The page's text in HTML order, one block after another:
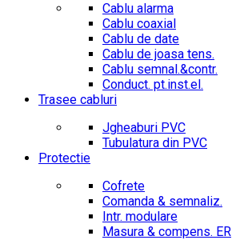
Cablu alarma
Cablu coaxial
Cablu de date
Cablu de joasa tens.
Cablu semnal.&contr.
Conduct. pt.inst.el.
Trasee cabluri
Jgheaburi PVC
Tubulatura din PVC
Protectie
Cofrete
Comanda & semnaliz.
Intr. modulare
Masura & compens. ER